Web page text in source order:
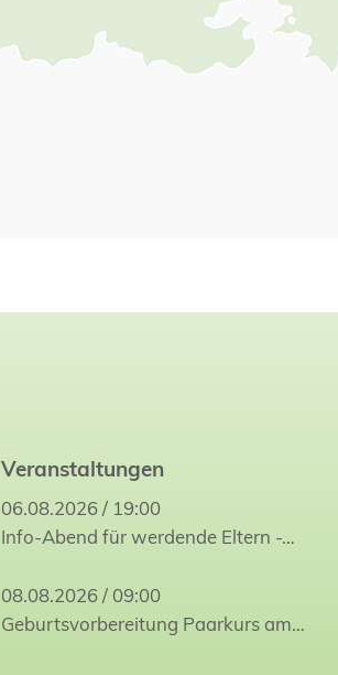
Veranstaltungen
06.08.2026 / 19:00
Info-Abend für werdende Eltern -…
08.08.2026 / 09:00
Geburtsvorbereitung Paarkurs am…